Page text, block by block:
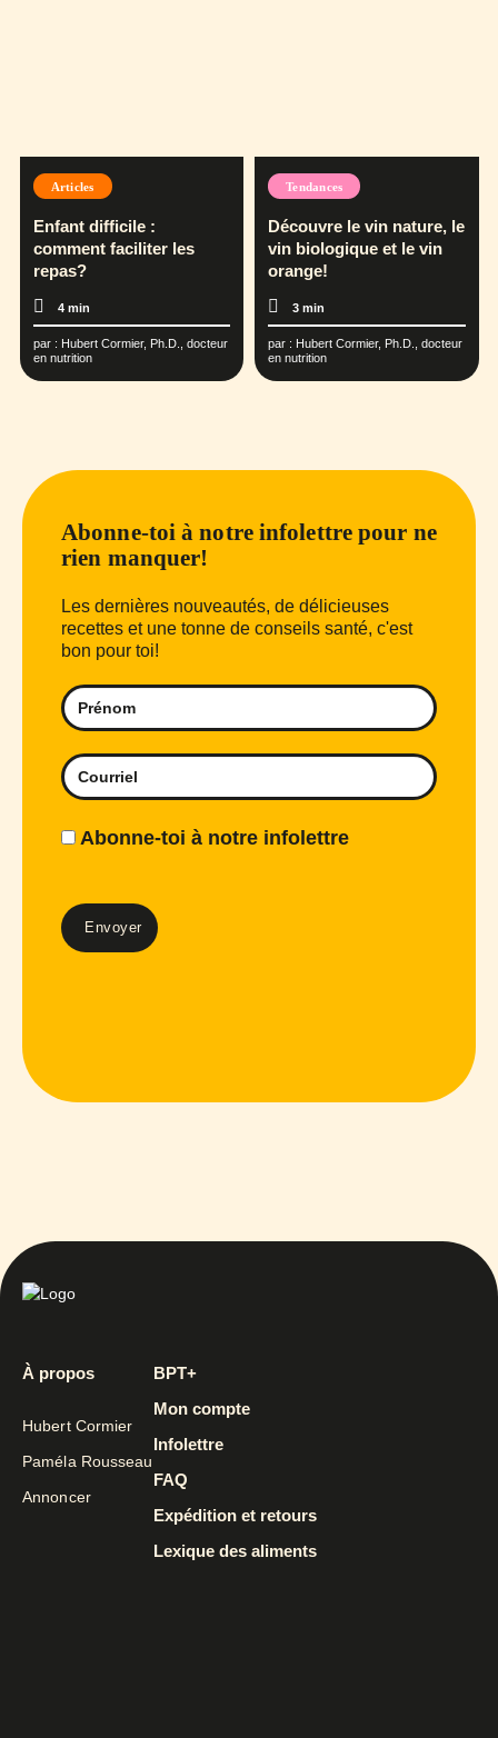
Articles
Enfant difficile :
comment faciliter les
repas?
4 min
par : Hubert Cormier, Ph.D., docteur
en nutrition
Tendances
Découvre le vin nature, le
vin biologique et le vin
orange!
3 min
par : Hubert Cormier, Ph.D., docteur
en nutrition
Abonne-toi à notre infolettre pour ne
rien manquer!
Les dernières nouveautés, de délicieuses
recettes et une tonne de conseils santé, c'est
bon pour toi!
Abonne-toi à notre infolettre
À propos
Hubert Cormier
Paméla Rousseau
Annoncer
BPT+
Mon compte
Infolettre
FAQ
Expédition et retours
Lexique des aliments